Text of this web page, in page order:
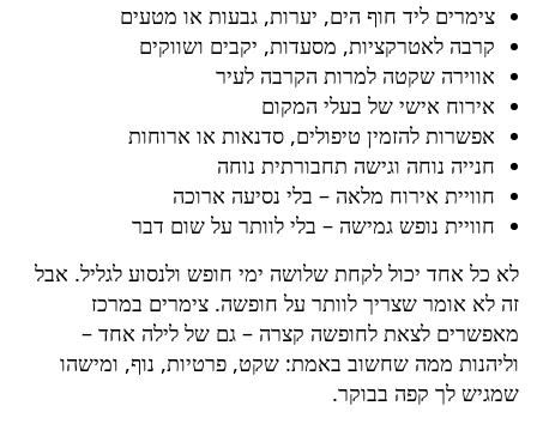
צימרים ליד חוף הים, יערות, גבעות או מטעים
קרבה לאטרקציות, מסעדות, יקבים ושווקים
אווירה שקטה למרות הקרבה לעיר
אירוח אישי של בעלי המקום
אפשרות להזמין טיפולים, סדנאות או ארוחות
חנייה נוחה וגישה תחבורתית נוחה
חוויית אירוח מלאה – בלי נסיעה ארוכה
חוויית נופש גמישה – בלי לוותר על שום דבר
לא כל אחד יכול לקחת שלושה ימי חופש ולנסוע לגליל. אבל
זה לא אומר שצריך לוותר על חופשה. צימרים במרכז
מאפשרים לצאת לחופשה קצרה – גם של לילה אחד –
וליהנות ממה שחשוב באמת: שקט, פרטיות, נוף, ומישהו
שמגיש לך קפה בבוקר.